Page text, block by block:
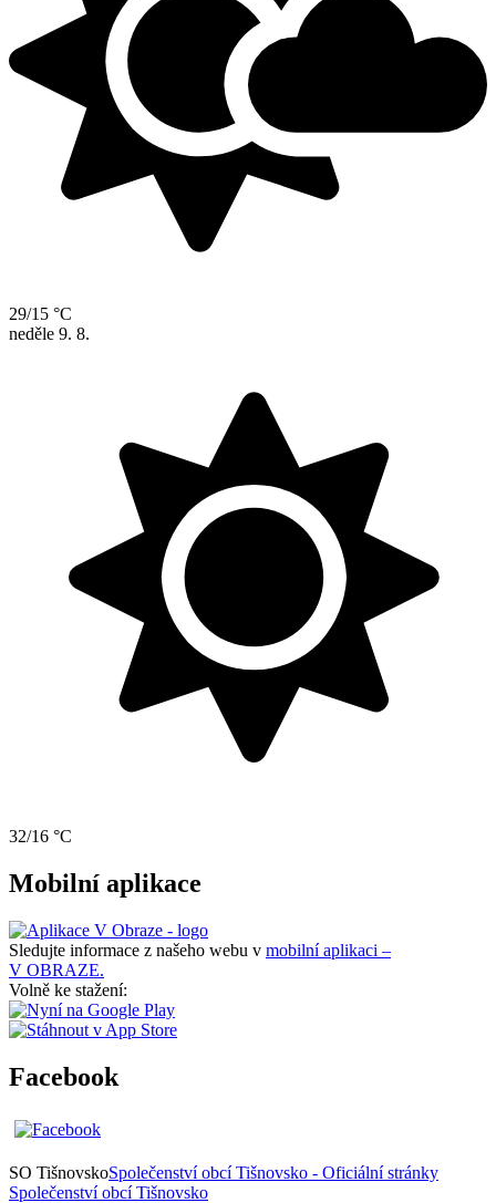
29/15 °C
neděle 9. 8.
32/16 °C
Mobilní aplikace
Sledujte informace z našeho webu v mobilní aplikaci –
V OBRAZE.
Volně ke stažení:
Facebook
SO TišnovskoSpolečenství obcí Tišnovsko - Oficiální stránky
Společenství obcí Tišnovsko